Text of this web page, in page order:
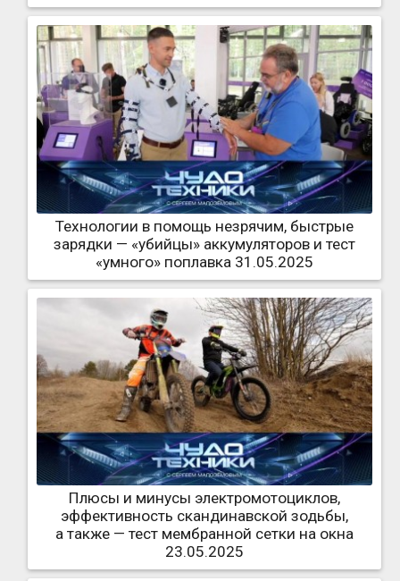
Технологии в помощь незрячим, быстрые
зарядки — «убийцы» аккумуляторов и тест
«умного» поплавка 31.05.2025
Плюсы и минусы электромотоциклов,
эффективность скандинавской зодьбы,
а также — тест мембранной сетки на окна
23.05.2025